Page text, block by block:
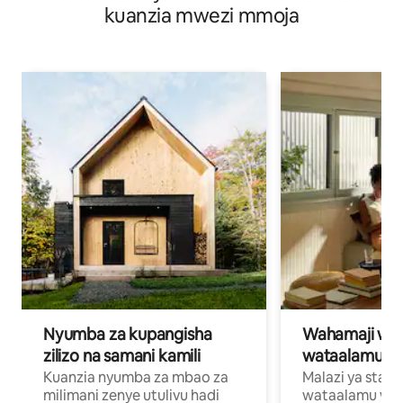
kuanzia mwezi mmoja
Nyumba za kupangisha
zilizo na samani kamili
Kuanzia nyumba za mbao za
milimani zenye utulivu hadi
Wahamaji
wataalamu
Malazi ya
wataalamu